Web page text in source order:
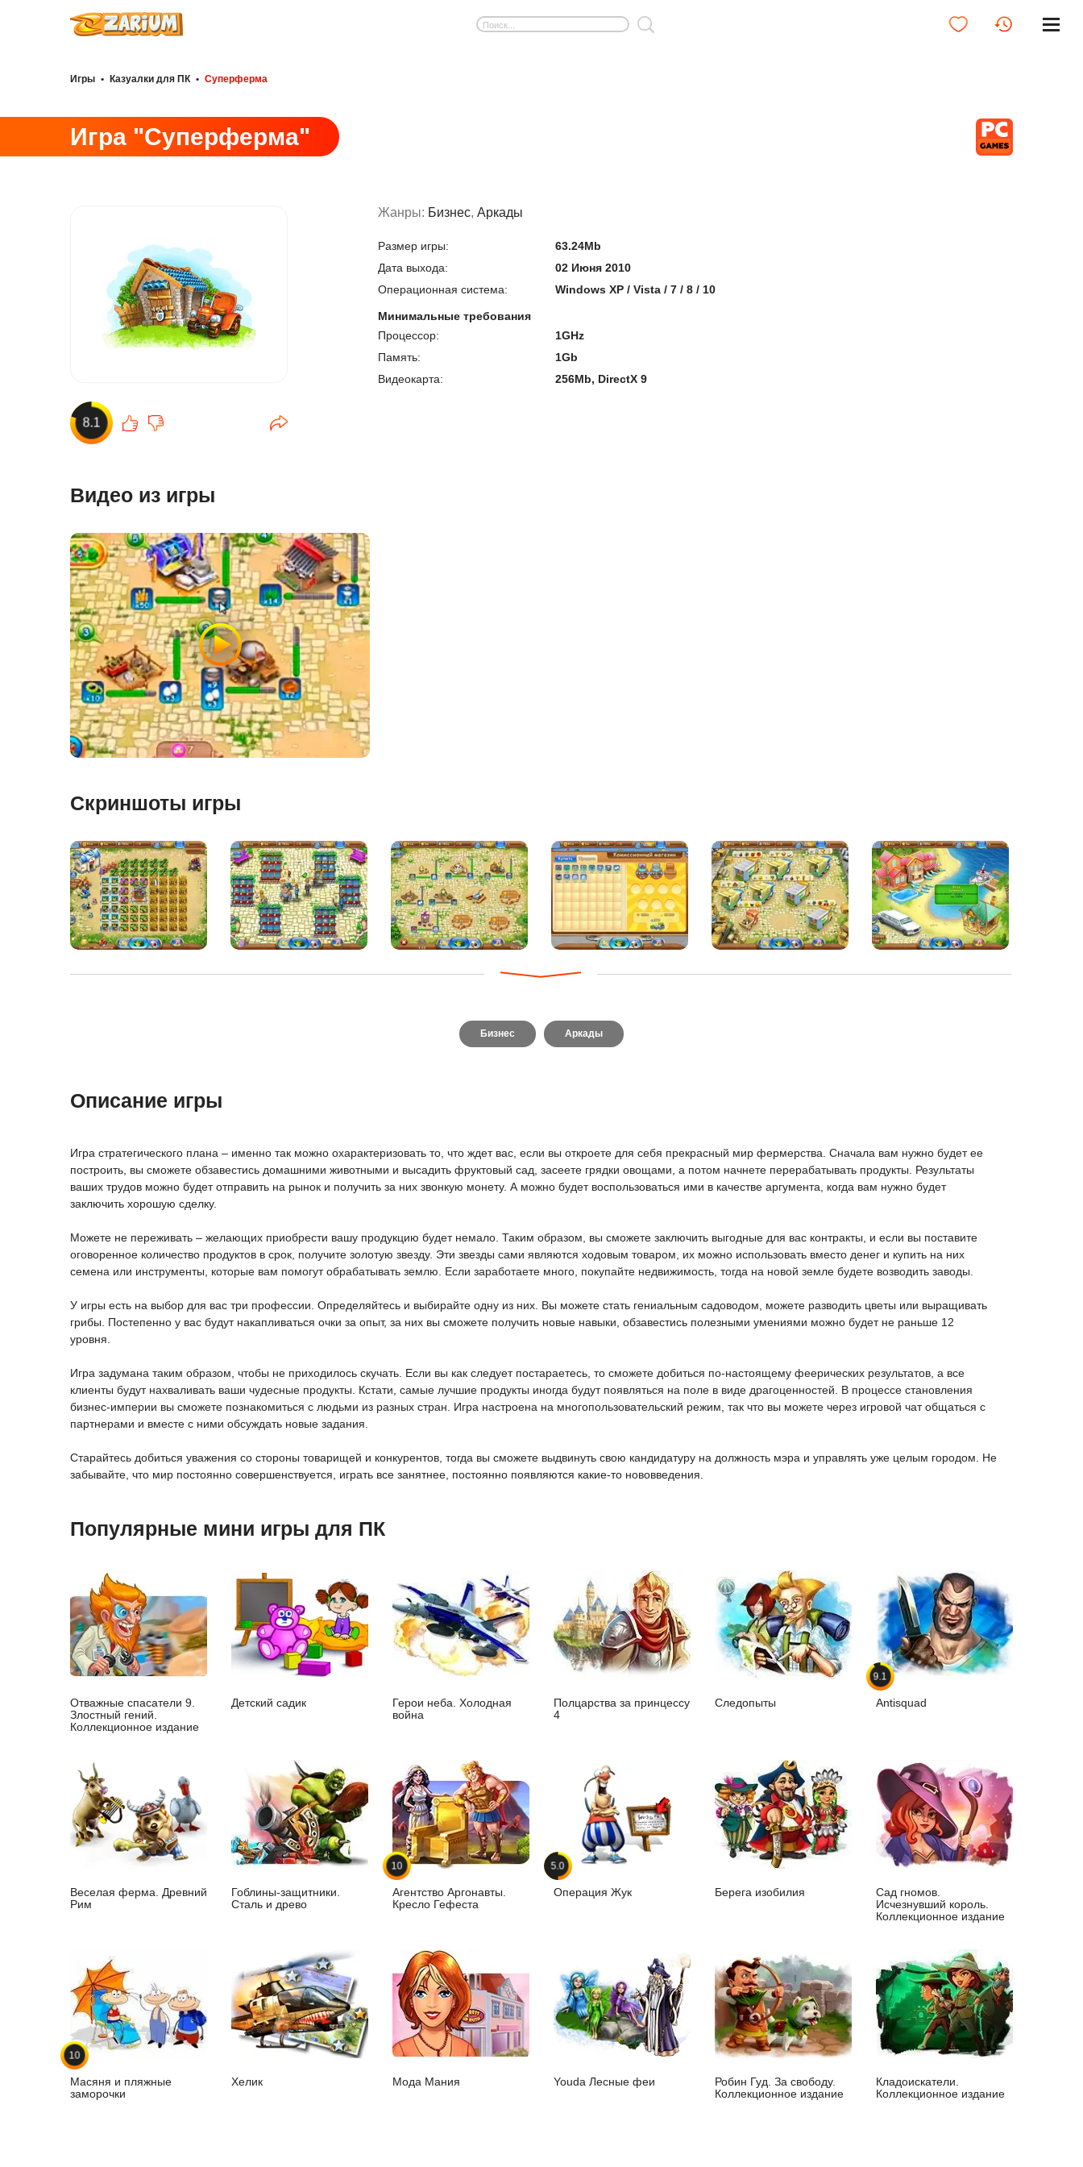
Игры • Казуалки для ПК • Суперферма
Игра "Суперферма"
Жанры: Бизнес, Аркады
Размер игры:
63.24Mb
Дата выхода:
02 Июня 2010
Операционная система:
Windows XP / Vista / 7 / 8 / 10
Минимальные требования
Процессор:
1GHz
Память:
1Gb
Видеокарта:
256Mb, DirectX 9
8.1
Видео из игры
Скриншоты игры
Бизнес Аркады
Описание игры
Игра стратегического плана – именно так можно охарактеризовать то, что ждет вас, если вы откроете для себя прекрасный мир фермерства. Сначала вам нужно будет ее
построить, вы сможете обзавестись домашними животными и высадить фруктовый сад, засеете грядки овощами, а потом начнете перерабатывать продукты. Результаты
ваших трудов можно будет отправить на рынок и получить за них звонкую монету. А можно будет воспользоваться ими в качестве аргумента, когда вам нужно будет
заключить хорошую сделку.
Можете не переживать – желающих приобрести вашу продукцию будет немало. Таким образом, вы сможете заключить выгодные для вас контракты, и если вы поставите
оговоренное количество продуктов в срок, получите золотую звезду. Эти звезды сами являются ходовым товаром, их можно использовать вместо денег и купить на них
семена или инструменты, которые вам помогут обрабатывать землю. Если заработаете много, покупайте недвижимость, тогда на новой земле будете возводить заводы.
У игры есть на выбор для вас три профессии. Определяйтесь и выбирайте одну из них. Вы можете стать гениальным садоводом, можете разводить цветы или выращивать
грибы. Постепенно у вас будут накапливаться очки за опыт, за них вы сможете получить новые навыки, обзавестись полезными умениями можно будет не раньше 12
уровня.
Игра задумана таким образом, чтобы не приходилось скучать. Если вы как следует постараетесь, то сможете добиться по-настоящему феерических результатов, а все
клиенты будут нахваливать ваши чудесные продукты. Кстати, самые лучшие продукты иногда будут появляться на поле в виде драгоценностей. В процессе становления
бизнес-империи вы сможете познакомиться с людьми из разных стран. Игра настроена на многопользовательский режим, так что вы можете через игровой чат общаться с
партнерами и вместе с ними обсуждать новые задания.
Старайтесь добиться уважения со стороны товарищей и конкурентов, тогда вы сможете выдвинуть свою кандидатуру на должность мэра и управлять уже целым городом. Не
забывайте, что мир постоянно совершенствуется, играть все занятнее, постоянно появляются какие-то нововведения.
Популярные мини игры для ПК
Отважные спасатели 9.
Злостный гений.
Коллекционное издание
Детский садик
Герои неба. Холодная
война
Полцарства за принцессу
4
Следопыты
9.1
Antisquad
Веселая ферма. Древний
Рим
Гоблины-защитники.
Сталь и древо
10
Агентство Аргонавты.
Кресло Гефеста
5.0
Операция Жук Берега изобилия
Сад гномов.
Исчезнувший король.
Коллекционное издание
10
Масяня и пляжные
заморочки
Хелик Мода Мания Youda Лесные феи
Робин Гуд. За свободу.
Коллекционное издание
Кладоискатели.
Коллекционное издание